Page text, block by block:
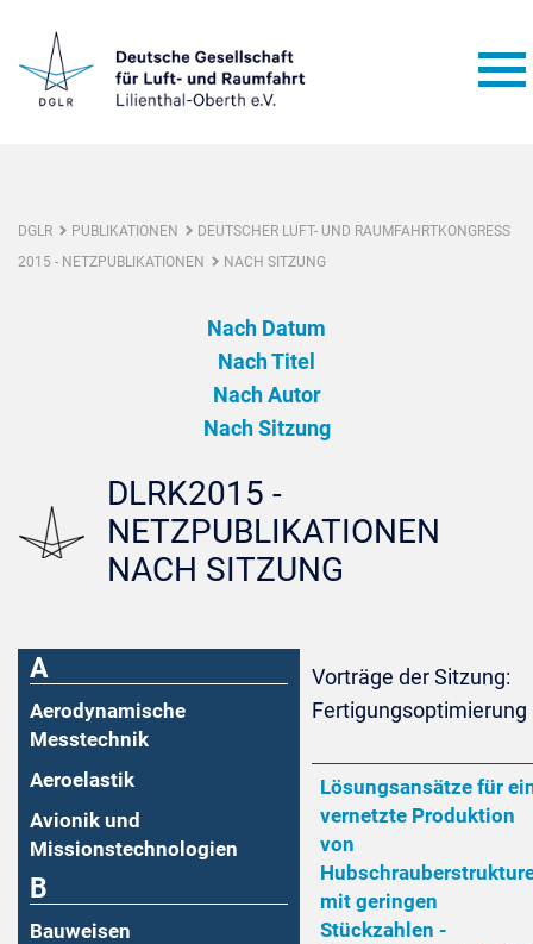
DGLR PUBLIKATIONEN
DEUTSCHER LUFT- UND RAUMFAHRTKONGRESS
2015 - NETZPUBLIKATIONEN
NACH SITZUNG
Nach Datum
Nach Titel
Nach Autor
Nach Sitzung
DLRK2015 -
NETZPUBLIKATIONEN
NACH SITZUNG
A
Aerodynamische
Messtechnik
Aeroelastik
Avionik und
Missionstechnologien
B
Bauweisen
Vorträge der Sitzung:
Fertigungsoptimierung
Lösungsansätze für
vernetzte Produktion
von
mit geringen
Stückzahlen -